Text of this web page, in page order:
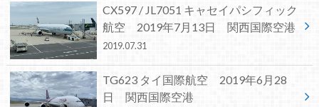
CX597 / JL7051 キャセイパシフィック
航空 2019年7月13日 関西国際空港
2019.07.31
TG623 タイ国際航空 2019年6月28
日 関西国際空港